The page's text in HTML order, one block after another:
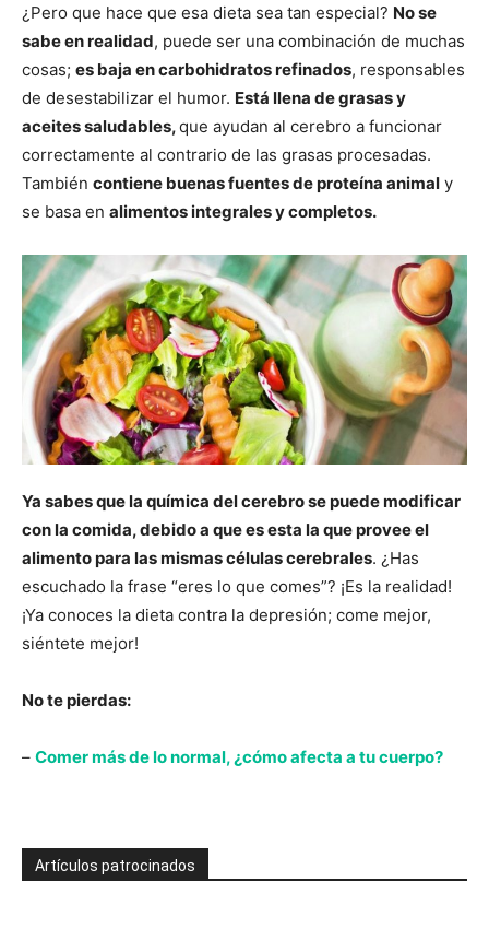
¿Pero que hace que esa dieta sea tan especial? No se
sabe en realidad, puede ser una combinación de muchas
cosas; es baja en carbohidratos refinados, responsables
de desestabilizar el humor. Está llena de grasas y
aceites saludables,que ayudan al cerebro a funcionar
correctamente al contrario de las grasas procesadas.
También contiene buenas fuentes de proteína animal y
se basa en alimentos integrales y completos.
Ya sabes que la química del cerebro se puede modificar
con la comida, debido a que es esta la que provee el
alimento para las mismas células cerebrales. ¿Has
escuchado la frase “eres lo que comes”? ¡Es la realidad!
¡Ya conoces la dieta contra la depresión; come mejor,
siéntete mejor!
No te pierdas:
– Comer más de lo normal, ¿cómo afecta a tu cuerpo?
Artículos patrocinados